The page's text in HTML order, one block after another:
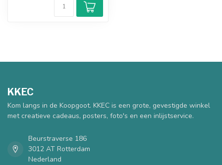
KKEC
Kom langs in de Koopgoot. KKEC is een grote, gevestigde winkel
met creatieve cadeaus, posters, foto's en een inlijstservice.
Beurstraverse 186
3012 AT Rotterdam
Nederland